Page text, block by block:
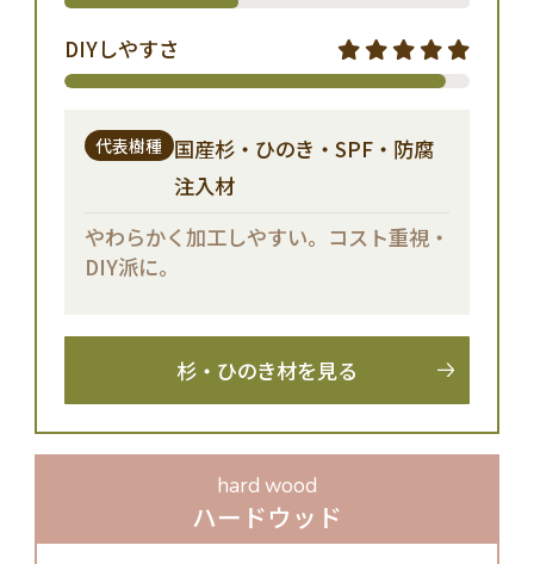
DIYしやすさ
代表樹種 国産杉・ひのき・SPF・防腐
注入材
やわらかく加工しやすい。コスト重視・
DIY派に。
杉・ひのき材を見る
hard wood
ハードウッド